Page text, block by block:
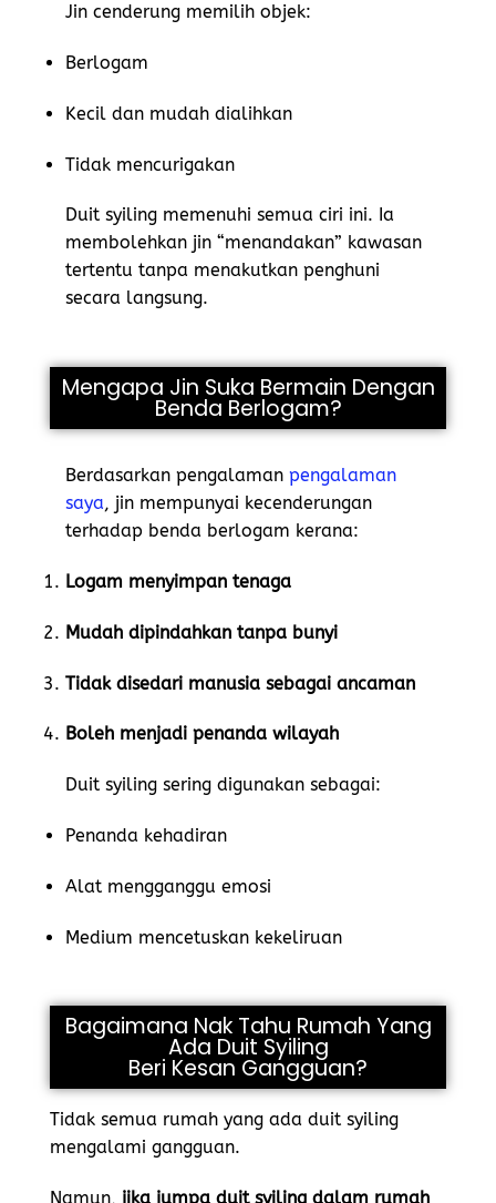
Jin cenderung memilih objek:
Berlogam
Kecil dan mudah dialihkan
Tidak mencurigakan
Duit syiling memenuhi semua ciri ini. Ia
membolehkan jin “menandakan” kawasan
tertentu tanpa menakutkan penghuni
secara langsung.
Mengapa Jin Suka Bermain Dengan
Benda Berlogam?
Berdasarkan pengalaman pengalaman
saya, jin mempunyai kecenderungan
terhadap benda berlogam kerana:
Logam menyimpan tenaga
Mudah dipindahkan tanpa bunyi
Tidak disedari manusia sebagai ancaman
Boleh menjadi penanda wilayah
Duit syiling sering digunakan sebagai:
Penanda kehadiran
Alat mengganggu emosi
Medium mencetuskan kekeliruan
Bagaimana Nak Tahu Rumah Yang
Ada Duit Syiling
Beri Kesan Gangguan?
Tidak semua rumah yang ada duit syiling
mengalami gangguan.
Namun, jika jumpa duit syiling dalam rumah